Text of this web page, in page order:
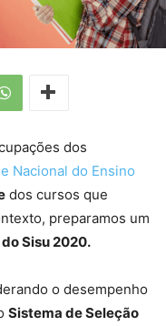
dos
Nacional do Ensino
dos cursos que
preparamos um
Sisu 2020.
o desempenho
Sistema de Seleção